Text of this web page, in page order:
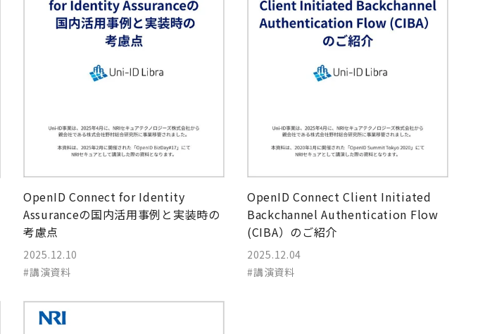
OpenID Connect for Identity
Assuranceの国内活用事例と実装時の
考慮点
2025.12.10
#講演資料
OpenID Connect Client Initiated
Backchannel Authentication Flow
(CIBA）のご紹介
2025.12.04
#講演資料